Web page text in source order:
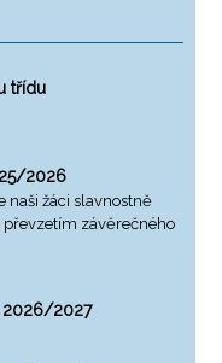
třídu
2026
naši žáci slavnostně
závěrečného
2026/2027